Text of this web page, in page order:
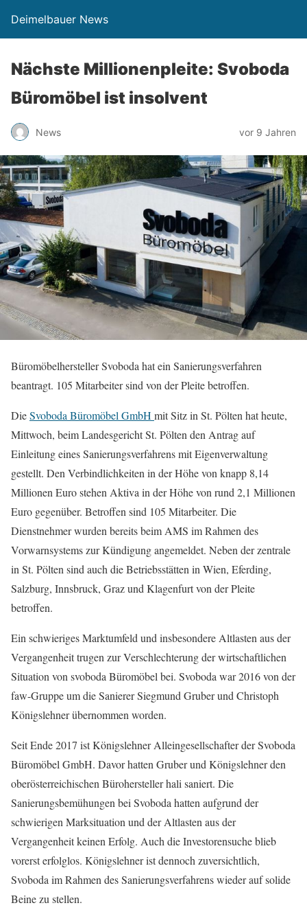
Deimelbauer News
Nächste Millionenpleite: Svoboda
Büromöbel ist insolvent
News vor 9 Jahren
Büromöbelhersteller Svoboda hat ein Sanierungsverfahren
beantragt. 105 Mitarbeiter sind von der Pleite betroffen.
DieSvoboda Büromöbel GmbH mit Sitz in St. Pölten hat heute,
Mittwoch, beim Landesgericht St. Pölten den Antrag auf
Einleitung eines Sanierungsverfahrens mit Eigenverwaltung
gestellt. Den Verbindlichkeiten in der Höhe von knapp 8,14
Millionen Euro stehen Aktiva in der Höhe von rund 2,1 Millionen
Euro gegenüber. Betroffen sind 105 Mitarbeiter. Die
Dienstnehmer wurden bereits beim AMS im Rahmen des
Vorwarnsystems zur Kündigung angemeldet. Neben der zentrale
in St. Pölten sind auch die Betriebsstätten in Wien, Eferding,
Salzburg, Innsbruck, Graz und Klagenfurt von der Pleite
betroffen.
Ein schwieriges Marktumfeld und insbesondere Altlasten aus der
Vergangenheit trugen zur Verschlechterung der wirtschaftlichen
Situation von svoboda Büromöbel bei. Svoboda war 2016 von der
faw-Gruppe um die Sanierer Siegmund Gruber und Christoph
Königslehner übernommen worden.
Seit Ende 2017 ist Königslehner Alleingesellschafter der Svoboda
Büromöbel GmbH. Davor hatten Gruber und Königslehner den
oberösterreichischen Bürohersteller hali saniert. Die
Sanierungsbemühungen bei Svoboda hatten aufgrund der
schwierigen Marksituation und der Altlasten aus der
Vergangenheit keinen Erfolg. Auch die Investorensuche blieb
vorerst erfolglos. Königslehner ist dennoch zuversichtlich,
Svoboda im Rahmen des Sanierungsverfahrens wieder auf solide
Beine zu stellen.